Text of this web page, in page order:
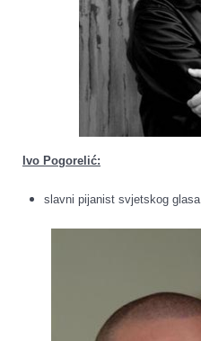
Ivo Pogorelić:
slavni pijanist svjetskog glasa